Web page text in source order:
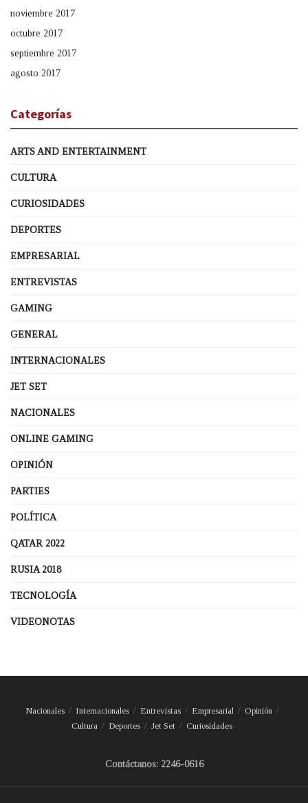
noviembre 2017
octubre 2017
septiembre 2017
agosto 2017
Categorías
ARTS AND ENTERTAINMENT
CULTURA
CURIOSIDADES
DEPORTES
EMPRESARIAL
ENTREVISTAS
GAMING
GENERAL
INTERNACIONALES
JET SET
NACIONALES
ONLINE GAMING
OPINIÓN
PARTIES
POLÍTICA
QATAR 2022
RUSIA 2018
TECNOLOGÍA
VIDEONOTAS
Nacionales Internacionales Entrevistas Empresarial
Opinión
Cultura
Deportes Jet Set Curiosidades
Contáctanos: 2246-0616